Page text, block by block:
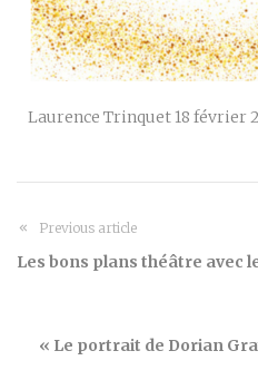
Laurence Trinquet 18 février
Previous article
Les bons plans théâtre avec
« Le portrait de Dorian